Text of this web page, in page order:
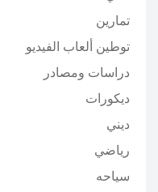
تمارين
توطين ألعاب الفيديو
دراسات ومصادر
ديكورات
ديني
رياضي
سياحه